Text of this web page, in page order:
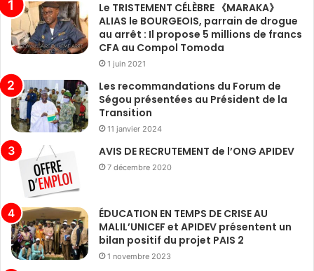
Le TRISTEMENT CÉLÈBRE 《MARAKA》
ALIAS le BOURGEOIS, parrain de drogue
au arrêt : Il propose 5 millions de francs
CFA au Compol Tomoda
1 juin 2021
Les recommandations du Forum de
Ségou présentées au Président de la
Transition
11 janvier 2024
AVIS DE RECRUTEMENT de l’ONG APIDEV
7 décembre 2020
ÉDUCATION EN TEMPS DE CRISE AU
MALIL’UNICEF et APIDEV présentent un
bilan positif du projet PAIS 2
1 novembre 2023